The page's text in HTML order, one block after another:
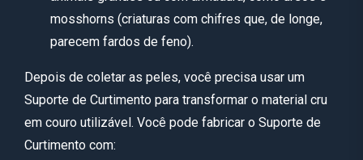
mosshorns (criaturas com chifres que, de longe,
parecem fardos de feno).
Depois de coletar as peles, você precisa usar um
Suporte de Curtimento para transformar o material cru
em couro utilizável. Você pode fabricar o Suporte de
Curtimento com: